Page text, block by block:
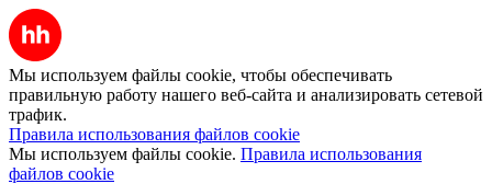
Мы используем файлы cookie, чтобы обеспечивать
правильную работу нашего веб-сайта и анализировать сетевой
трафик.
Правила использования файлов cookie
Мы используем файлы cookie. Правила использования
файлов cookie